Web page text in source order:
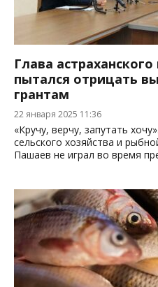
Глава
пытался отрицать
грантам
22 января 2025 11:36
«Кручу, верчу, запутать
сельского хозяйства и
Пашаев не играл во время